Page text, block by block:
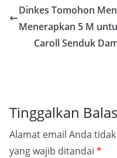
Dinkes Tomohon
Menerapkan 5 M
Caroll Senduk
Tinggalkan
Alamat email Anda
yang wajib ditandai *